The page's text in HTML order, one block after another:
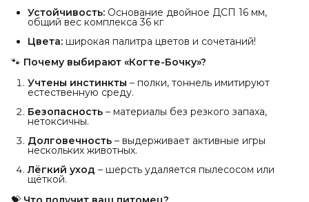
Устойчивость: Основание двойное ДСП 16 мм,
общий вес комплекса 36 кг
Цвета: широкая палитра цветов и сочетаний!
🐾 Почему выбирают «Когте-Бочку»?
Учтены инстинкты – полки, тоннель имитируют
естественную среду.
Безопасность – материалы без резкого запаха,
нетоксичны.
Долговечность – выдерживает активные игры
нескольких животных.
Лёгкий уход – шерсть удаляется пылесосом или
щёткой.